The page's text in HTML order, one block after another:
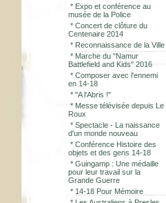
* Expo et conférence au
musée de la Police
* Concert de clôture du
Centenaire 2014
* Reconnaissance de la Ville
* Marche du "Namur
Battlefield and Kids" 2016
* Composer avec l'ennemi
en 14-18
* "A l'Abris !"
* Messe télévisée depuis Le
Roux
* Spectacle - La naissance
d'un monde nouveau
* Conférence Histoire des
objets et des gens 14-18
* Guingamp : Une médaille
pour leur travail sur la
Grande Guerre
* 14-18 Pour Mémoire